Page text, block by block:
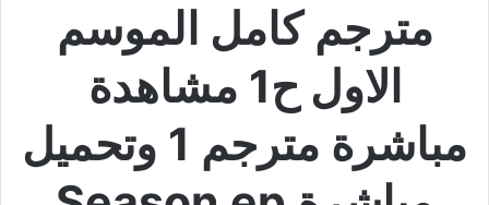
مترجم كامل الموسم
الاول ح1 مشاهدة
مباشرة مترجم 1 وتحميل